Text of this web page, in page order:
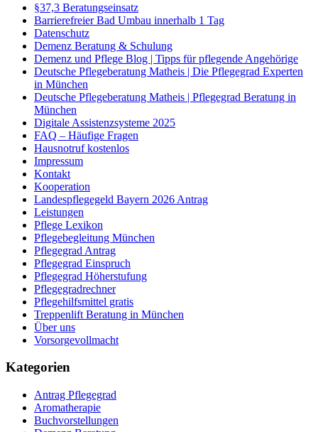
§37,3 Beratungseinsatz
Barrierefreier Bad Umbau innerhalb 1 Tag
Datenschutz
Demenz Beratung & Schulung
Demenz und Pflege Blog | Tipps für pflegende Angehörige
Deutsche Pflegeberatung Matheis | Die Pflegegrad Experten
in München
Deutsche Pflegeberatung Matheis | Pflegegrad Beratung in
München
Digitale Assistenzsysteme 2025
FAQ – Häufige Fragen
Hausnotruf kostenlos
Impressum
Kontakt
Kooperation
Landespflegegeld Bayern 2026 Antrag
Leistungen
Pflege Lexikon
Pflegebegleitung München
Pflegegrad Antrag
Pflegegrad Einspruch
Pflegegrad Höherstufung
Pflegegradrechner
Pflegehilfsmittel gratis
Treppenlift Beratung in München
Über uns
Vorsorgevollmacht
Kategorien
Antrag Pflegegrad
Aromatherapie
Buchvorstellungen